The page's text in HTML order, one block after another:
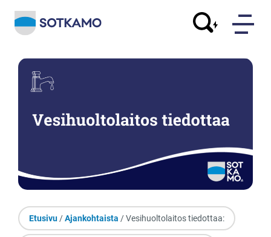
Etusivu/Ajankohtaista / Vesihuoltolaitos tiedottaa: